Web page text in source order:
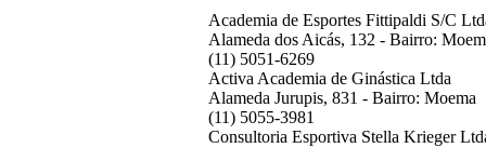
Academia de Esportes Fittipaldi S/C
Alameda dos Aicás, 132 - Bairro:
(11) 5051-6269
Activa Academia de Ginástica Ltda
Alameda Jurupis, 831 - Bairro: Moema
(11) 5055-3981
Consultoria Esportiva Stella Krieger